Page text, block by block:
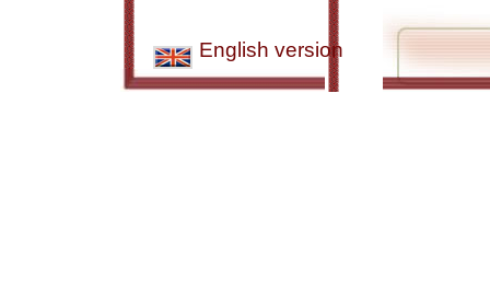
English version